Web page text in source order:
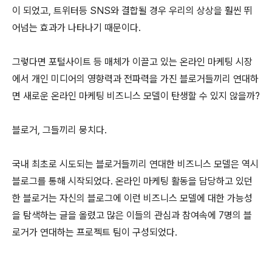
이 되었고, 트위터등 SNS와 결합될 경우 우리의 상상을 훨씬 뛰
어넘는 효과가 나타나기 때문이다.
그렇다면 포털사이트 등 매체가 이끌고 있는 온라인 마케팅 시장
에서 개인 미디어의 영향력과 전파력을 가진 블로거들끼리 연대하
면 새로운 온라인 마케팅 비즈니스 모델이 탄생할 수 있지 않을까?
블로거, 그들끼리 뭉치다.
국내 최초로 시도되는 블로거들끼리 연대한 비즈니스 모델은 역시
블로그를 통해 시작되었다. 온라인 마케팅 활동을 담당하고 있던
한 블로거는 자신의 블로그에 이런 비즈니스 모델에 대한 가능성
을 탐색하는 글을 올렸고 많은 이들의 관심과 참여속에 7명의 블
로거가 연대하는 프로젝트 팀이 구성되었다.